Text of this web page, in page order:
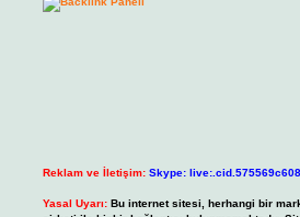
Reklam ve İletişim: Skype:
Yasal Uyarı: Bu internet sitesi, herhangi bir